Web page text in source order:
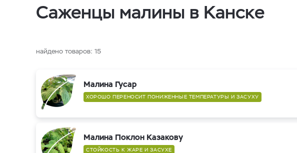
Саженцы малины в Канске
найдено товаров: 15
Малина Гусар
ХОРОШО ПЕРЕНОСИТ ПОНИЖЕННЫЕ ТЕМПЕРАТУРЫ И ЗАСУХУ
Малина Поклон Казакову
СТОЙКОСТЬ К ЖАРЕ И ЗАСУХЕ